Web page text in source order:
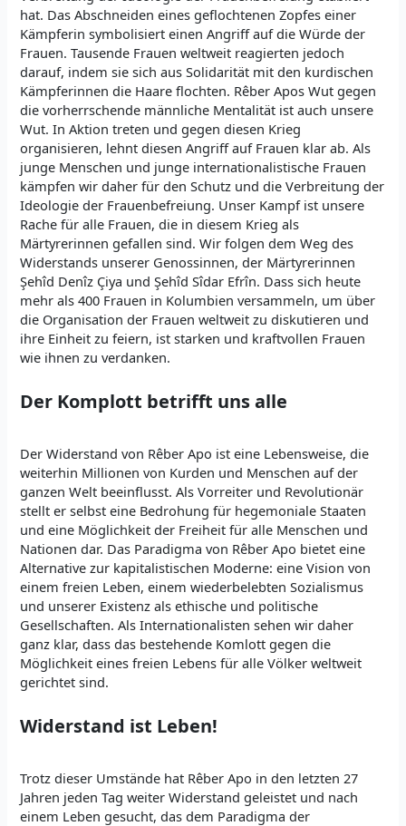
hat. Das Abschneiden eines geflochtenen Zopfes einer
Kämpferin symbolisiert einen Angriff auf die Würde der
Frauen. Tausende Frauen weltweit reagierten jedoch
darauf, indem sie sich aus Solidarität mit den kurdischen
Kämpferinnen die Haare flochten. Rêber Apos Wut gegen
die vorherrschende männliche Mentalität ist auch unsere
Wut. In Aktion treten und gegen diesen Krieg
organisieren, lehnt diesen Angriff auf Frauen klar ab. Als
junge Menschen und junge internationalistische Frauen
kämpfen wir daher für den Schutz und die Verbreitung der
Ideologie der Frauenbefreiung. Unser Kampf ist unsere
Rache für alle Frauen, die in diesem Krieg als
Märtyrerinnen gefallen sind. Wir folgen dem Weg des
Widerstands unserer Genossinnen, der Märtyrerinnen
Şehîd Denîz Çiya und Şehîd Sîdar Efrîn. Dass sich heute
mehr als 400 Frauen in Kolumbien versammeln, um über
die Organisation der Frauen weltweit zu diskutieren und
ihre Einheit zu feiern, ist starken und kraftvollen Frauen
wie ihnen zu verdanken.
Der Komplott betrifft uns alle
Der Widerstand von Rêber Apo ist eine Lebensweise, die
weiterhin Millionen von Kurden und Menschen auf der
ganzen Welt beeinflusst. Als Vorreiter und Revolutionär
stellt er selbst eine Bedrohung für hegemoniale Staaten
und eine Möglichkeit der Freiheit für alle Menschen und
Nationen dar. Das Paradigma von Rêber Apo bietet eine
Alternative zur kapitalistischen Moderne: eine Vision von
einem freien Leben, einem wiederbelebten Sozialismus
und unserer Existenz als ethische und politische
Gesellschaften. Als Internationalisten sehen wir daher
ganz klar, dass das bestehende Komlott gegen die
Möglichkeit eines freien Lebens für alle Völker weltweit
gerichtet sind.
Widerstand ist Leben!
Trotz dieser Umstände hat Rêber Apo in den letzten 27
Jahren jeden Tag weiter Widerstand geleistet und nach
einem Leben gesucht, das dem Paradigma der